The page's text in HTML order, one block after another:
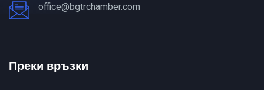
office@bgtrchamber.com
Преки връзки